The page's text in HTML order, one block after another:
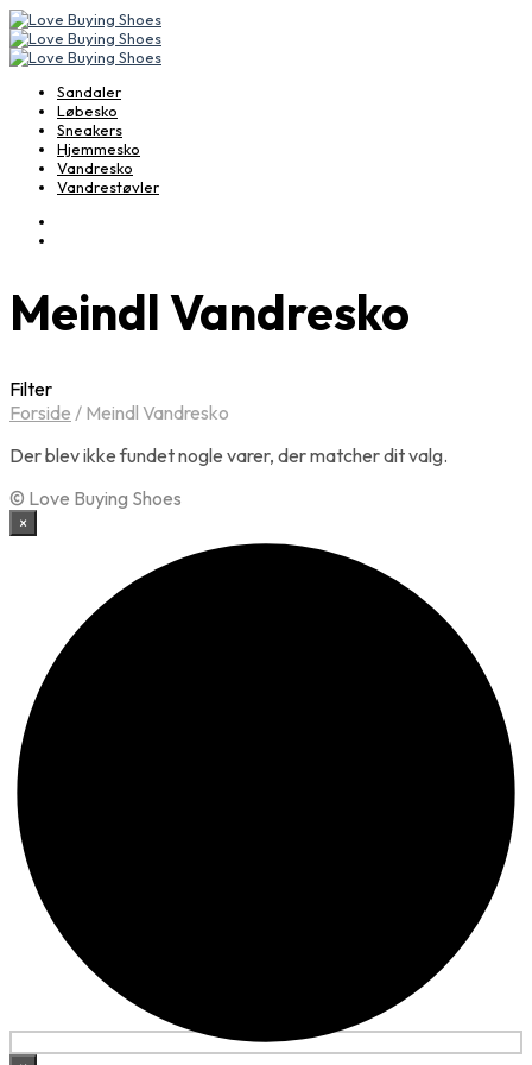
Sandaler
Løbesko
Sneakers
Hjemmesko
Vandresko
Vandrestøvler
Meindl Vandresko
Filter
Forside / Meindl Vandresko
Der blev ikke fundet nogle varer, der matcher dit valg.
© Love Buying Shoes
×